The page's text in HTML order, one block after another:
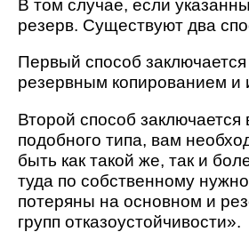
В том случае, если
резерв. Существуют два
Первый способ заключается
резервным копированием и
Второй способ
подобного типа, вам
быть как такой же, так и
туда по собственному
потеряны на основном и
групп отказоустойчивости».